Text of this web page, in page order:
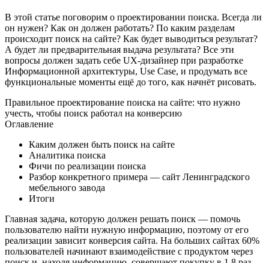
В этой статье поговорим о проектировании поиска. Всегда ли
он нужен? Как он должен работать? По каким разделам
происходит поиск на сайте? Как будет выводиться результат?
А будет ли предварительная выдача результата? Все эти
вопросы должен задать себе UX-дизайнер при разработке
Информационной архитектуры, Use Case, и продумать все
функциональные моменты ещё до того, как начнёт рисовать.
Правильное проектирование поиска на сайте: что нужно
учесть, чтобы поиск работал на конверсию
Оглавление
Каким должен быть поиск на сайте
Аналитика поиска
Фичи по реализации поиска
Разбор конкретного примера — сайт Ленинградского
мебельного завода
Итоги
Главная задача, которую должен решать поиск — помочь
пользователю найти нужную информацию, поэтому от его
реализации зависит конверсия сайта. На больших сайтах 60%
пользователей начинают взаимодействие с продуктом через